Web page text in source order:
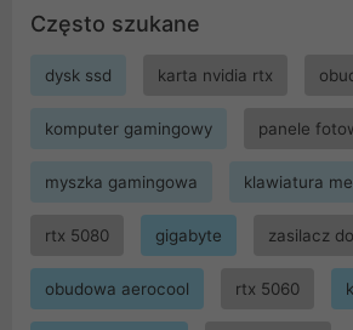
Często szukane
dysk ssd karta nvidia rtx
komputer gamingowy panele
myszka gamingowa klawiatura
rtx 5080 gigabyte zasilacz
obudowa aerocool rtx 5060